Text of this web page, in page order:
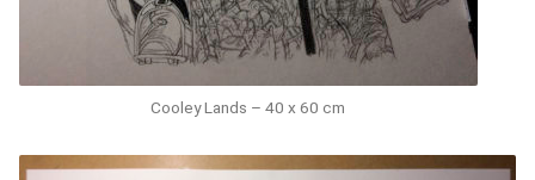
Cooley Lands – 40 x 60 cm